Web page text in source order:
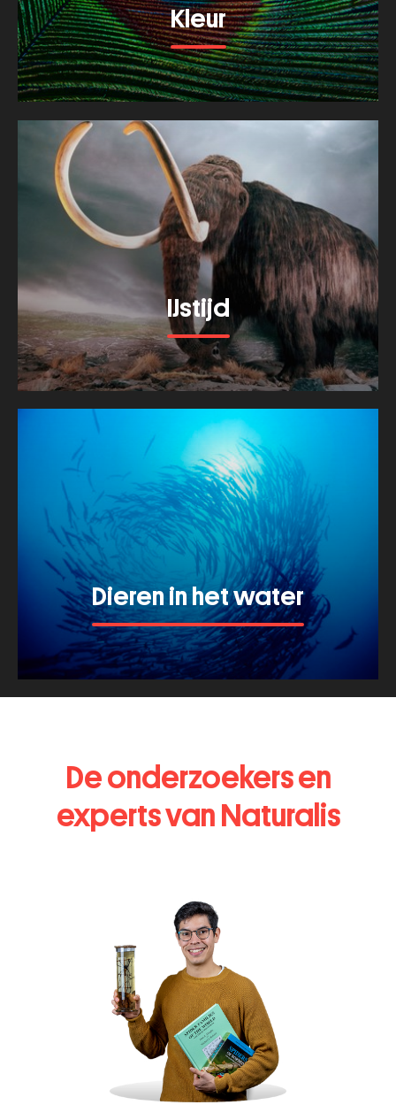
Kleur
Bekijk meer van dit thema
IJstijd
Bekijk meer van dit thema
Dieren in het water
Bekijk meer van dit thema
De onderzoekers en
experts van Naturalis